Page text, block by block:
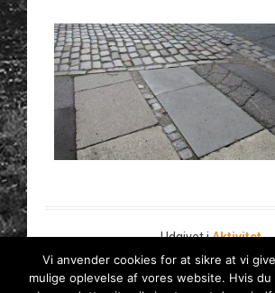
Udgivet iAktivitet
Vi anvender cookies for at sikre at vi
mulige oplevelse af vores website. Hvis